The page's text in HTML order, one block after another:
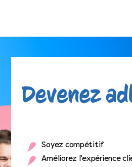
Soyez compétitif
Améliorez l’expérience